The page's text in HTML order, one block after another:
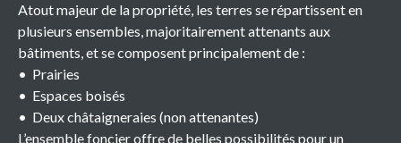
Atout majeur de la propriété, les terres se répartissent en
plusieurs ensembles, majoritairement attenants aux
bâtiments, et se composent principalement de :
Prairies
Espaces boisés
Deux châtaigneraies (non attenantes)
L’ensemble foncier offre de belles possibilités pour un